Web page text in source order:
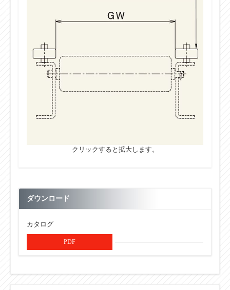
クリックすると拡大します。
ダウンロード
カタログ
PDF